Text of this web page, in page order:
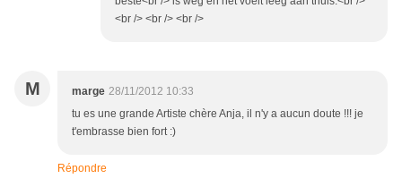
<br /> <br /> <br />
M marge 28/11/2012 10:33
tu es une grande Artiste chère Anja, il n'y a aucun doute !!! je
t'embrasse bien fort :)
Répondre